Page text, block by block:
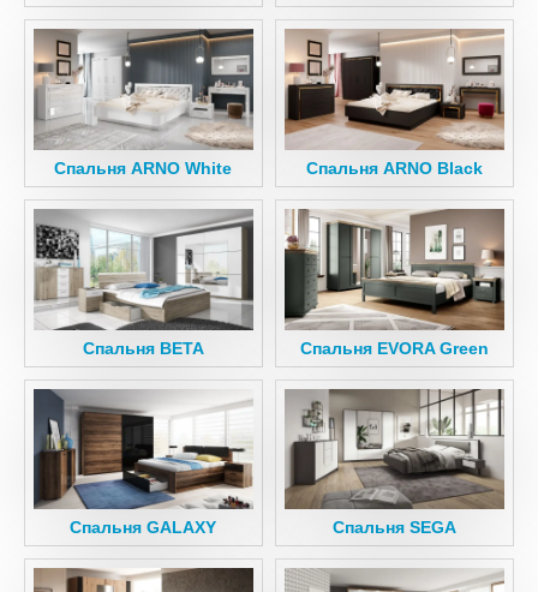
Спальня ARNO White Спальня ARNO Black
Спальня BETA Спальня EVORA Green
Спальня GALAXY Спальня SEGA